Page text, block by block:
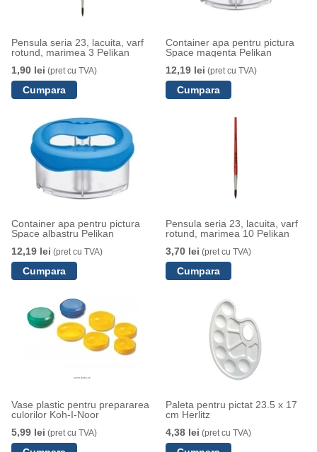
Pensula seria 23, lacuita, varf
rotund, marimea 3 Pelikan
1,90 lei (pret cu TVA)
Container apa pentru pictura
Space magenta Pelikan
12,19 lei (pret cu TVA)
Container apa pentru pictura
Space albastru Pelikan
12,19 lei (pret cu TVA)
Pensula seria 23, lacuita, varf
rotund, marimea 10 Pelikan
3,70 lei (pret cu TVA)
Vase plastic pentru prepararea
culorilor Koh-I-Noor
5,99 lei (pret cu TVA)
Paleta pentru pictat 23.5 x 17
cm Herlitz
4,38 lei (pret cu TVA)